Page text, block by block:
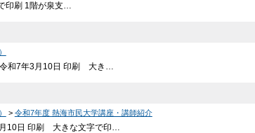
印刷 1階が泉支…
令和7年3月10日 印刷 大き…
> 令和7年度 熱海市民大学講座・講師紹介
10日 印刷 大きな文字で印…